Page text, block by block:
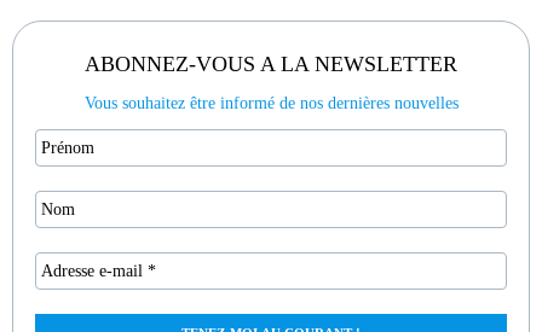
ABONNEZ-VOUS A LA NEWSLETTER
Vous souhaitez être informé de nos dernières nouvelles